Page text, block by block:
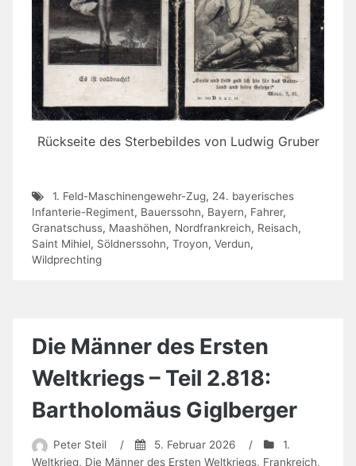
Rückseite des Sterbebildes von Ludwig Gruber
1. Feld-Maschinengewehr-Zug, 24. bayerisches
Infanterie-Regiment, Bauerssohn, Bayern, Fahrer,
Granatschuss, Maashöhen, Nordfrankreich, Reisach,
Saint Mihiel, Söldnerssohn, Troyon, Verdun,
Wildprechting
Die Männer des Ersten
Weltkriegs – Teil 2.818:
Bartholomäus Giglberger
Peter Steil / 5. Februar 2026 /
1.
Weltkrieg, Die Männer des Ersten Weltkriegs, Frankreich,